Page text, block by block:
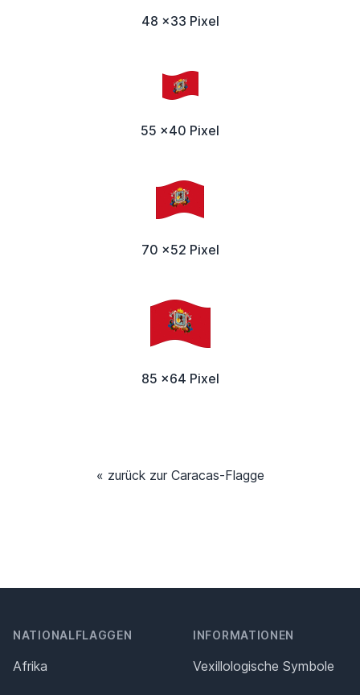
48 x33 Pixel
55 x40 Pixel
70 x52 Pixel
85 x64 Pixel
« zurück zur Caracas-Flagge
NATIONALFLAGGEN
Afrika
INFORMATIONEN
Vexillologische Symbole